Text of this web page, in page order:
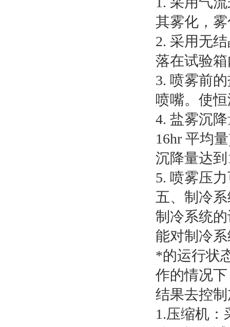
其雾化，
2. 采用无
落在试验
3. 喷雾前
喷嘴。使
4. 盐雾沉
16hr 平均
沉降量达到
5. 喷雾压
五、制冷
制冷系统
能对制冷
*的运行状
作的情况
结果去控
1.压缩机